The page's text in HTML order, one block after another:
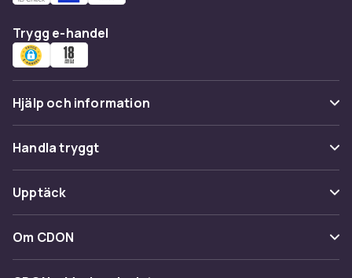
Trygg e-handel
Hjälp och information
Vanliga frågor
Spåra paket
Ångra & Returnera här
Kundservice
Handla tryggt
Betalning
Leverans
Upptäck
Kategorier
Varumärken
Om CDON